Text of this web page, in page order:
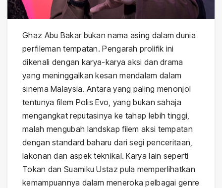
Ghaz Abu Bakar bukan nama asing dalam dunia
perfileman tempatan. Pengarah prolifik ini
dikenali dengan karya-karya aksi dan drama
yang meninggalkan kesan mendalam dalam
sinema Malaysia. Antara yang paling menonjol
tentunya filem Polis Evo, yang bukan sahaja
mengangkat reputasinya ke tahap lebih tinggi,
malah mengubah landskap filem aksi tempatan
dengan standard baharu dari segi penceritaan,
lakonan dan aspek teknikal. Karya lain seperti
Tokan dan Suamiku Ustaz pula memperlihatkan
kemampuannya dalam meneroka pelbagai genre